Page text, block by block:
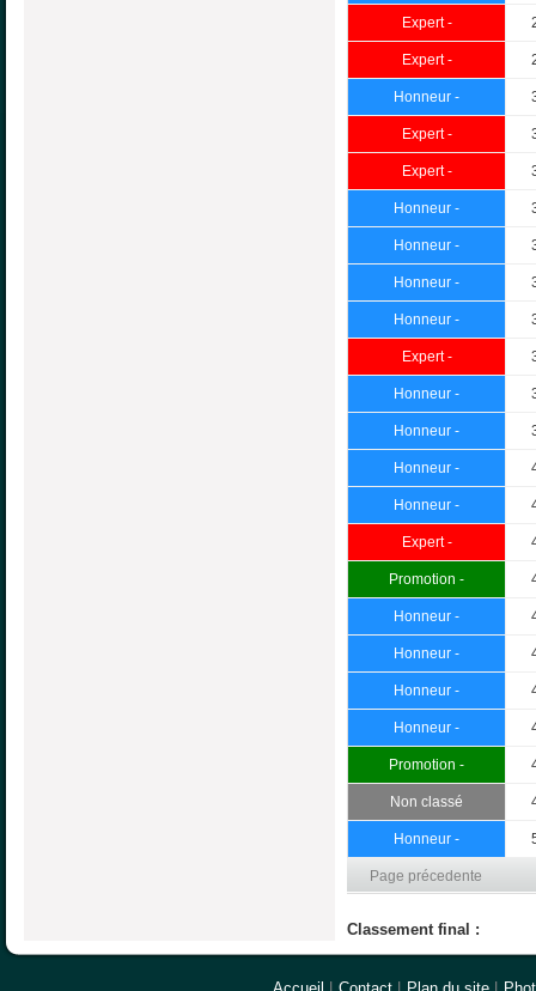
Expert -
Expert -
Honneur -
Expert -
Expert -
Honneur -
Honneur -
Honneur -
Honneur -
Expert -
Honneur -
Honneur -
Honneur -
Honneur -
Expert -
Promotion -
Honneur -
Honneur -
Honneur -
Honneur -
Promotion -
Non classé
Honneur -
Page précedente
Classement final :